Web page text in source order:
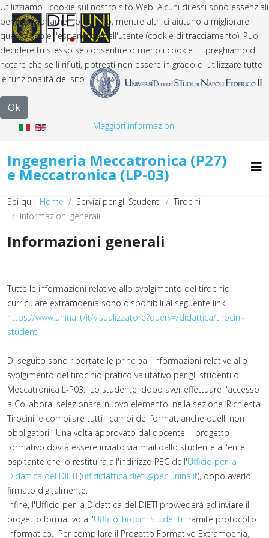
Ingegneria Meccatronica (P27)
e Meccatronica (LP-03)
Sei qui: Home Servizi per gli Studenti
Tirocini
Informazioni generali
Informazioni generali
Tutte le informazioni relative allo svolgimento del tirocinio
curriculare extramoenia sono disponibili al seguente link
https://www.unina.it/it/visualizzatore?query=/didattica/tirocini-
studenti
Di seguito sono riportate le principali informazioni relative allo
svolgimento del tirocinio pratico valutativo per gli studenti di
Meccatronica L-P03. Lo studente, dopo aver effettuare l'accesso
a Collabora, selezionare ‘nuovo elemento' nella sezione ‘Richiesta
Tirocini' e compilare tutti i campi del format, anche quelli non
obbligatori. Una volta approvato dal docente, il progetto
formativo dovrà essere inviato via mail dallo studente all'ente
ospitante che lo restituirà all'indirizzo PEC dell'Ufficio per la
Didattica del DIETI (uff.didattica.dieti@pec.unina.it), dopo averlo
firmato digitalmente.
Infine, l'Ufficio per la Didattica del DIETI provvederà ad inviare il
progetto formativo all'Ufficio Tirocini Studenti tramite protocollo
informatico. Per compilare il Progetto Formativo Extramoenia,
Utilizziamo i cookie sul nostro sito Web. Alcuni di essi sono essenziali
per il funzionamento del sito, mentre altri ci aiutano a migliorare
questo sito e l'esperienza dell'utente (cookie di tracciamento). Puoi
decidere tu stesso se consentire o meno i cookie. Ti preghiamo di
notare che se li rifiuti, potresti non essere in grado di utilizzare tutte
le funzionalità del sito.
Ok
Maggiori informazioni